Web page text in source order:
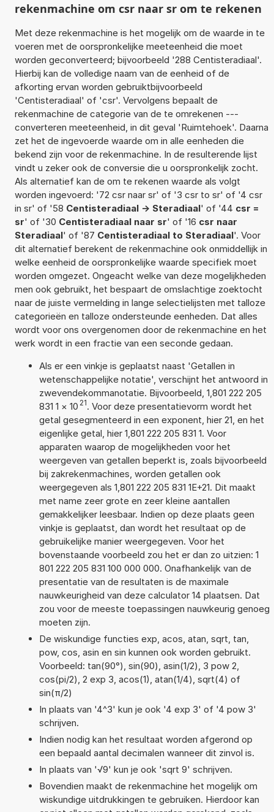
rekenmachine om csr naar sr om te rekenen
Met deze rekenmachine is het mogelijk om de waarde in te
voeren met de oorspronkelijke meeteenheid die moet
worden geconverteerd; bijvoorbeeld '288 Centisteradiaal'.
Hierbij kan de volledige naam van de eenheid of de
afkorting ervan worden gebruiktbijvoorbeeld
'Centisteradiaal' of 'csr'. Vervolgens bepaalt de
rekenmachine de categorie van de te omrekenen ---
converteren meeteenheid, in dit geval 'Ruimtehoek'. Daarna
zet het de ingevoerde waarde om in alle eenheden die
bekend zijn voor de rekenmachine. In de resulterende lijst
vindt u zeker ook de conversie die u oorspronkelijk zocht.
Als alternatief kan de om te rekenen waarde als volgt
worden ingevoerd: '72 csr naar sr' of '3 csr to sr' of '4 csr
in sr' of '58 Centisteradiaal -> Steradiaal' of '44 csr =
sr' of '30 Centisteradiaal naar sr' of '16 csr naar
Steradiaal' of '87 Centisteradiaal to Steradiaal'. Voor
dit alternatief berekent de rekenmachine ook onmiddellijk in
welke eenheid de oorspronkelijke waarde specifiek moet
worden omgezet. Ongeacht welke van deze mogelijkheden
men ook gebruikt, het bespaart de omslachtige zoektocht
naar de juiste vermelding in lange selectielijsten met talloze
categorieën en talloze ondersteunde eenheden. Dat alles
wordt voor ons overgenomen door de rekenmachine en het
werk wordt in een fractie van een seconde gedaan.
Als er een vinkje is geplaatst naast 'Getallen in
wetenschappelijke notatie', verschijnt het antwoord in
zwevendekommanotatie. Bijvoorbeeld, 1,801 222 205
831 1 × 10 21. Voor deze presentatievorm wordt het
getal gesegmenteerd in een exponent, hier 21, en het
eigenlijke getal, hier 1,801 222 205 831 1. Voor
apparaten waarop de mogelijkheden voor het
weergeven van getallen beperkt is, zoals bijvoorbeeld
bij zakrekenmachines, worden getallen ook
weergegeven als 1,801 222 205 831 1E+21. Dit maakt
met name zeer grote en zeer kleine aantallen
gemakkelijker leesbaar. Indien op deze plaats geen
vinkje is geplaatst, dan wordt het resultaat op de
gebruikelijke manier weergegeven. Voor het
bovenstaande voorbeeld zou het er dan zo uitzien: 1
801 222 205 831 100 000 000. Onafhankelijk van de
presentatie van de resultaten is de maximale
nauwkeurigheid van deze calculator 14 plaatsen. Dat
zou voor de meeste toepassingen nauwkeurig genoeg
moeten zijn.
De wiskundige functies exp, acos, atan, sqrt, tan,
pow, cos, asin en sin kunnen ook worden gebruikt.
Voorbeeld: tan(90°), sin(90), asin(1/2), 3 pow 2,
cos(pi/2), 2 exp 3, acos(1), atan(1/4), sqrt(4) of
sin(π/2)
In plaats van '4^3' kun je ook '4 exp 3' of '4 pow 3'
schrijven.
Indien nodig kan het resultaat worden afgerond op
een bepaald aantal decimalen wanneer dit zinvol is.
In plaats van '√9' kun je ook 'sqrt 9' schrijven.
Bovendien maakt de rekenmachine het mogelijk om
wiskundige uitdrukkingen te gebruiken. Hierdoor kan